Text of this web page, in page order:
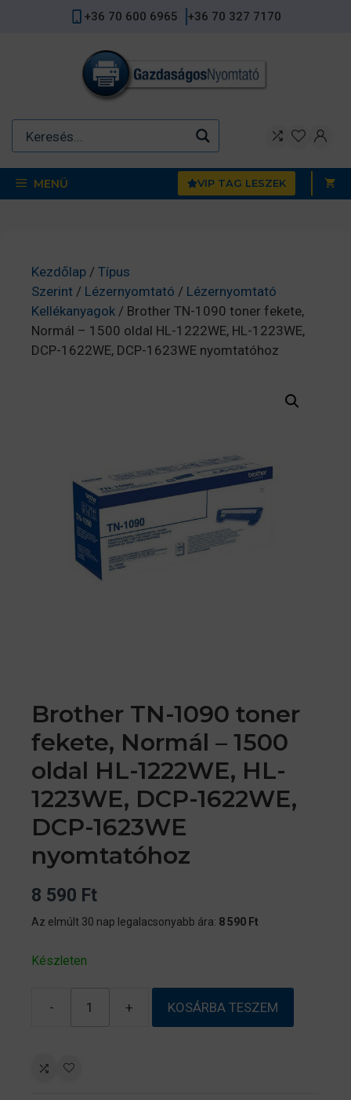
+36 70 600 6965 +36 70 327 7170
MENÜ VIP TAG LESZEK
Kezdőlap / Típus
Szerint / Lézernyomtató / Lézernyomtató
Kellékanyagok / Brother TN-1090 toner fekete,
Normál – 1500 oldal HL-1222WE, HL-1223WE,
DCP-1622WE, DCP-1623WE nyomtatóhoz
Brother TN-1090 toner
fekete, Normál – 1500
oldal HL-1222WE, HL-
1223WE, DCP-1622WE,
DCP-1623WE
nyomtatóhoz
8 590 Ft
Az elmúlt 30 nap legalacsonyabb ára: 8 590 Ft
Készleten
-
Brother
+ KOSÁRBA TESZEM